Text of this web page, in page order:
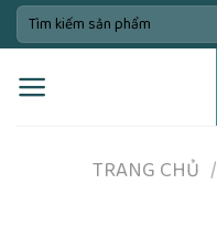
Skip
to
content
Tìm
kiếm:
TRANG CHỦ /